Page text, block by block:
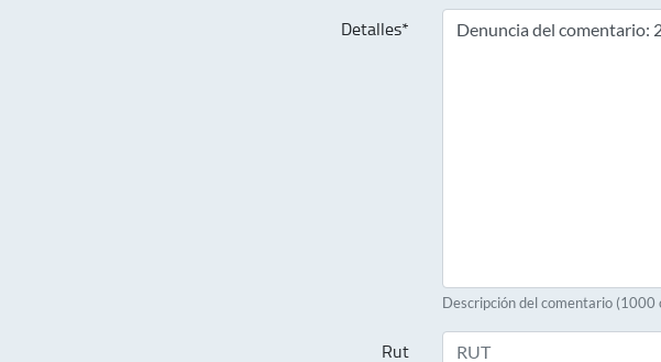
Detalles*
Descripción del comentario (1000
Rut